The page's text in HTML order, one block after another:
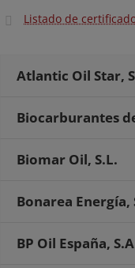
Listado de
Atlantic Oil Star,
Biocarburantes
Biomar Oil, S.L.
Bonarea Energía,
BP Oil España,